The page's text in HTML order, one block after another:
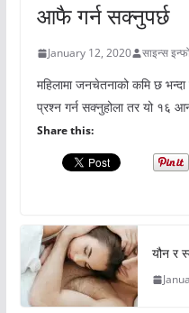
आफै गर्न सक्नुपर्छ
January 12, 2020 साइन्स
महिलामा जनचेतनाको कमि छ
प्रश्न गर्न सक्नुहोला तर यो १६
Share this:
यौन र